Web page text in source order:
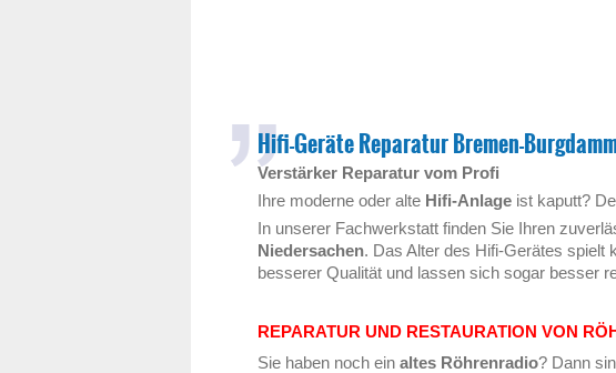
Hifi-Geräte Reparatur Bremen-
Verstärker Reparatur vom Profi
Ihre moderne oder alte Hifi-Anlage ist kaputt?
In unserer Fachwerkstatt finden Sie Ihren
Niedersachen. Das Alter des Hifi-Gerätes spielt
besserer Qualität und lassen sich sogar besser
REPARATUR UND RESTAURATION VON
Sie haben noch ein altes Röhrenradio? Dann